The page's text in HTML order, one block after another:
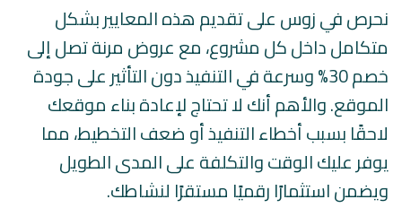
نحرص في زوس على تقديم هذه المعايير بشكل
متكامل داخل كل مشروع، مع عروض مرنة تصل إلى
خصم 30% وسرعة في التنفيذ دون التأثير على جودة
الموقع. والأهم أنك لا تحتاج لإعادة بناء موقعك
لاحقًا بسبب أخطاء التنفيذ أو ضعف التخطيط، مما
يوفر عليك الوقت والتكلفة على المدى الطويل
ويضمن استثمارًا رقميًا مستقرًا لنشاطك.